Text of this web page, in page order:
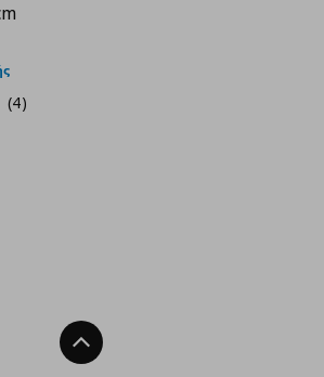
(4)
αγαπημένα
Back To Top